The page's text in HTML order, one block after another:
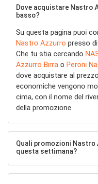
Dove acquistare Nastro
basso?
Su questa pagina puoi
Nastro Azzurro presso
Che tu stia cercando
Azzurro Birra o Peroni
dove acquistare al
economiche vengono
cima, con il nome del
della promozione.
Quali promozioni
questa settimana?